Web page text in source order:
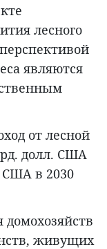
лесного
являются
от лесной
долл. США
США в 2030
домохозяйств
живущих